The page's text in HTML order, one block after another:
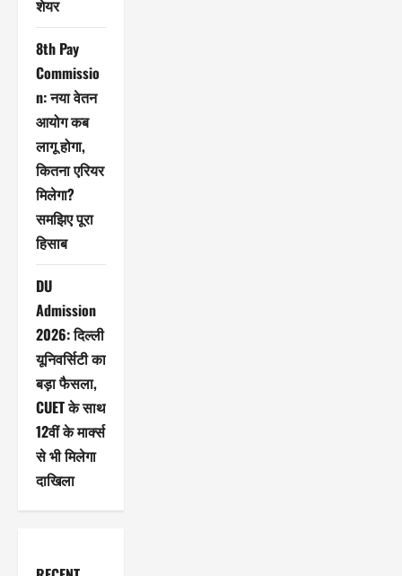
शेयर
8th Pay
Commissio
n: नया वेतन
आयोग कब
लागू होगा,
कितना एरियर
मिलेगा?
समझिए पूरा
हिसाब
DU
Admission
2026: दिल्ली
यूनिवर्सिटी का
बड़ा फैसला,
CUET के साथ
12वीं के मार्क्स
से भी मिलेगा
दाखिला